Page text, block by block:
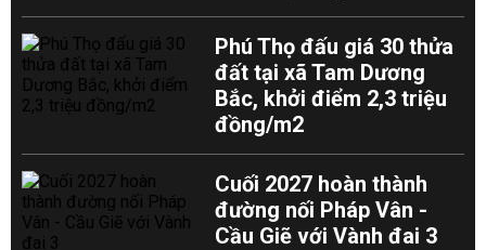
Phú Thọ đấu giá 30 thửa
đất tại xã Tam Dương
Bắc, khởi điểm 2,3 triệu
đồng/m2
Cuối 2027 hoàn thành
đường nối Pháp Vân -
Cầu Giẽ với Vành đai 3